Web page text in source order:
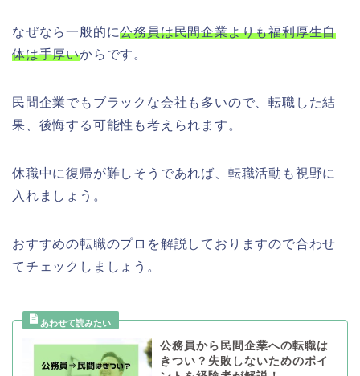
なぜなら一般的に公務員は民間企業よりも福利厚生自
体は手厚いからです。
民間企業でもブラックな会社も多いので、転職した結
果、後悔する可能性も考えられます。
休職中に復帰が難しそうであれば、転職活動も視野に
入れましょう。
おすすめの転職のプロを解説しておりますので合わせ
てチェックしましょう。
公務員から民間企業への転職は
きつい？失敗しないためのポイ